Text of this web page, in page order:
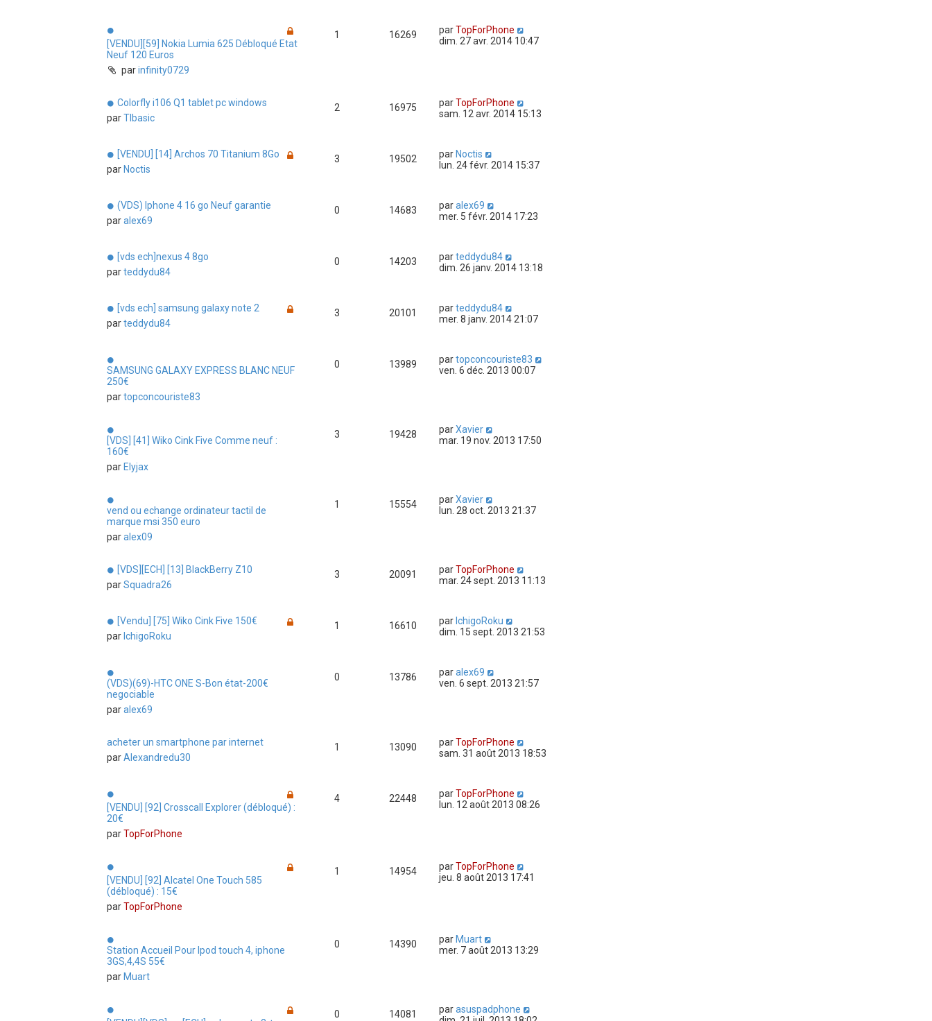
[VENDU][59] Nokia Lumia 625 Débloqué Etat
Neuf 120 Euros
parinfinity0729
1 16269 parTopForPhone
dim. 27 avr. 2014 10:47
Colorfly i106 Q1 tablet pc windows
parTIbasic
2 16975 parTopForPhone
sam. 12 avr. 2014 15:13
[VENDU] [14] Archos 70 Titanium 8Go
par Noctis
3 19502 par Noctis
lun. 24 févr. 2014 15:37
(VDS) Iphone 4 16 go Neuf garantie
paralex69
0 14683 paralex69
mer. 5 févr. 2014 17:23
[vds ech]nexus 4 8go
parteddydu84
0 14203 parteddydu84
dim. 26 janv. 2014 13:18
[vds ech] samsung galaxy note 2
parteddydu84
3 20101 parteddydu84
mer. 8 janv. 2014 21:07
SAMSUNG GALAXY EXPRESS BLANC NEUF
250€
partopconcouriste83
0 13989 partopconcouriste83
ven. 6 déc. 2013 00:07
[VDS] [41] Wiko Cink Five Comme neuf :
160€
par Elyjax
3 19428 parXavier
mar. 19 nov. 2013 17:50
vend ou echange ordinateur tactil de
marque msi 350 euro
paralex09
1 15554 parXavier
lun. 28 oct. 2013 21:37
[VDS][ECH] [13] BlackBerry Z10
parSquadra26
3 20091 parTopForPhone
mar. 24 sept. 2013 11:13
[Vendu] [75] Wiko Cink Five 150€
par IchigoRoku
1 16610 par IchigoRoku
dim. 15 sept. 2013 21:53
(VDS)(69)-HTC ONE S-Bon état-200€
negociable
paralex69
0 13786 paralex69
ven. 6 sept. 2013 21:57
acheter un smartphone par internet
parAlexandredu30
1 13090 parTopForPhone
sam. 31 août 2013 18:53
[VENDU] [92] Crosscall Explorer (débloqué) :
20€
parTopForPhone
4 22448 parTopForPhone
lun. 12 août 2013 08:26
[VENDU] [92] Alcatel One Touch 585
(débloqué) : 15€
parTopForPhone
1 14954 parTopForPhone
jeu. 8 août 2013 17:41
Station Accueil Pour Ipod touch 4, iphone
3GS,4,4S 55€
par Muart
0 14390 par Muart
mer. 7 août 2013 13:29
0 14081 parasuspadphone